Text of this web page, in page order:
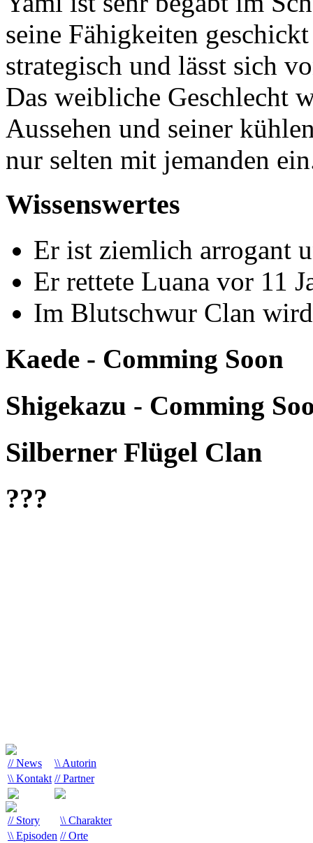
seine Fähigkeiten
strategisch und lässt sich
Das weibliche Geschlecht
Aussehen und seiner
nur selten mit jemanden
Wissenswertes
Er ist ziemlich arrogant
Er rettete Luana vor 11
Im Blutschwur Clan
Kaede - Comming Soon
Shigekazu - Comming
Silberner Flügel Clan
???
// News
\\ Autorin
\\ Kontakt // Partner
// Story
\\ Charakter
\\ Episoden // Orte